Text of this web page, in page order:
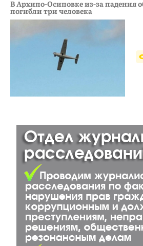
В Архипо-Осиповке из-за падения
погибли три человека